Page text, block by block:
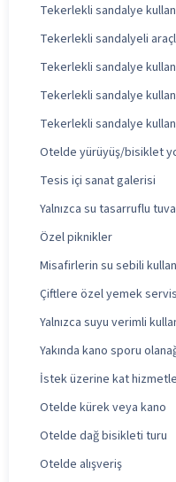
Tekerlekli sandalye
Tekerlekli sandalyeli
Tekerlekli sandalye
Tekerlekli sandalye
Tekerlekli sandalye
Otelde yürüyüş/bisiklet
Tesis içi sanat galerisi
Yalnızca su tasarruflu
Özel piknikler
Misafirlerin su sebili
Çiftlere özel yemek
Yalnızca suyu verimli
Yakında kano sporu
İstek üzerine kat
Otelde kürek veya kano
Otelde dağ bisikleti turu
Otelde alışveriş